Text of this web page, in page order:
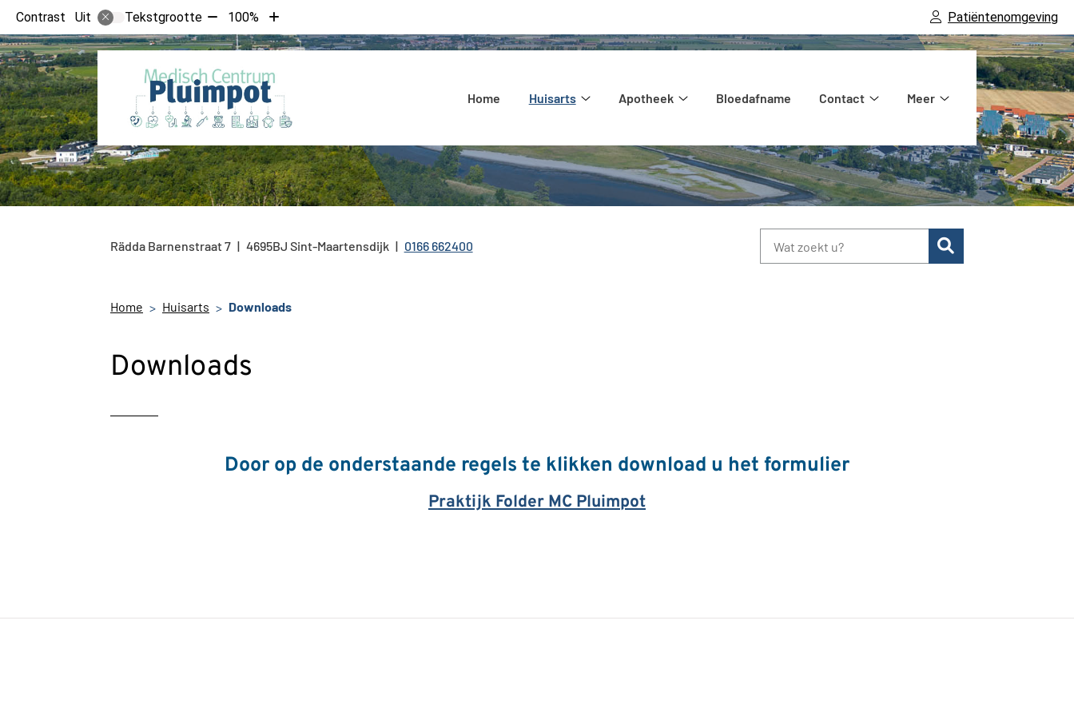
Contrast Uit Tekstgrootte Tekst
verkleinen
met
10%
100%
Tekst
vergroten
met
Patiëntenomgeving
Home
Huisarts
Apotheek
Bloedafname
Contact
Meer
submenu
Rädda Barnenstraat7 4695BJ Sint-Maartensdijk Tel:
0166 662400
Home Huisarts Downloads
Downloads
Door op de onderstaande regels te klikken download u het formulier
Praktijk Folder MC Pluimpot